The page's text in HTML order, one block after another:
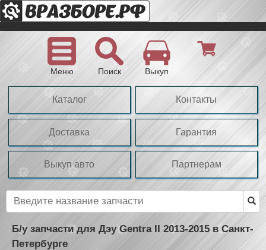
Меню Поиск Выкуп
Каталог Контакты
Доставка Гарантия
Выкуп авто Партнерам
Б/у запчасти для Дэу Gentra II 2013-2015 в Санкт-
Петербурге